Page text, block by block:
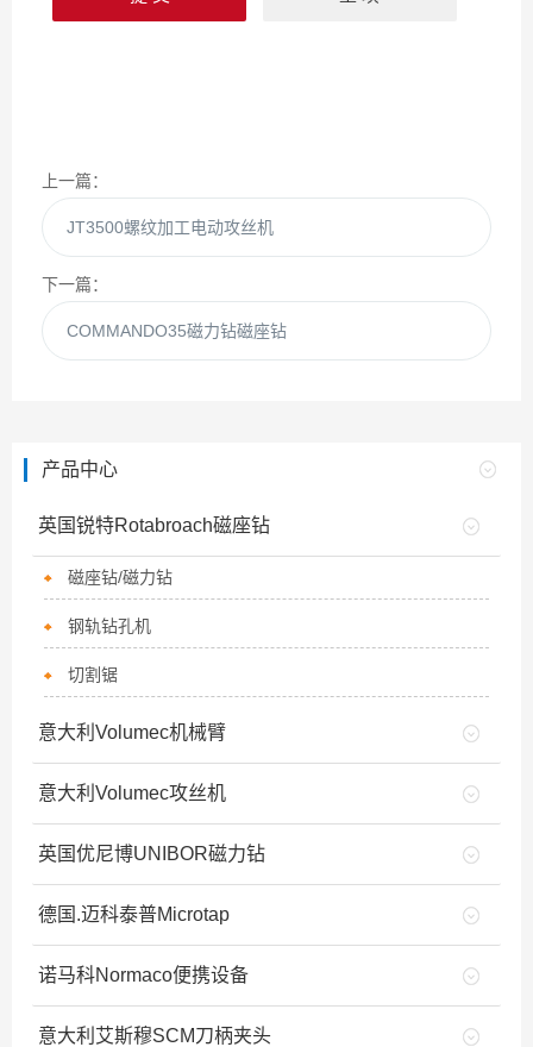
上一篇：
JT3500螺纹加工电动攻丝机
下一篇：
COMMANDO35磁力钻磁座钻
产品中心
英国锐特Rotabroach磁座钻
磁座钻/磁力钻
钢轨钻孔机
切割锯
意大利Volumec机械臂
意大利Volumec攻丝机
英国优尼博UNIBOR磁力钻
德国.迈科泰普Microtap
诺马科Normaco便携设备
意大利艾斯穆SCM刀柄夹头